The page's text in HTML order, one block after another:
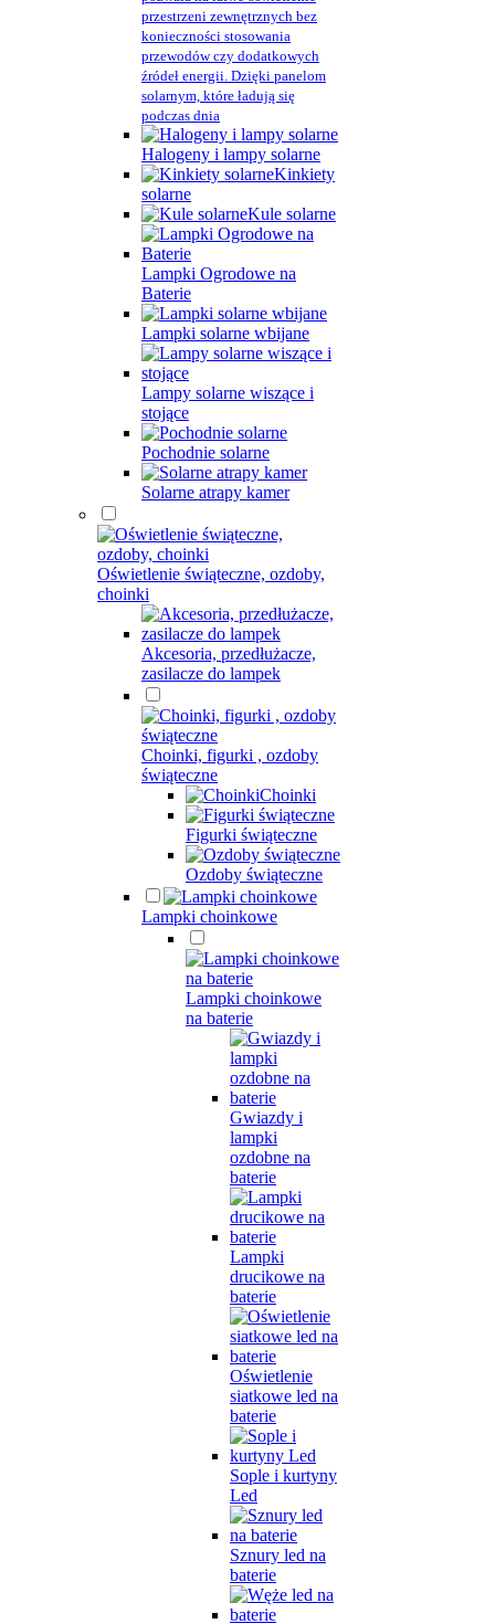
przestrzeni zewnętrznych bez
konieczności stosowania
przewodów czy dodatkowych
źródeł energii. Dzięki panelom
solarnym, które ładują się
podczas dnia
Halogeny i lampy solarne
Kinkiety
solarne
Kule solarne
Lampki Ogrodowe na
Baterie
Lampki solarne wbijane
Lampy solarne wiszące i
stojące
Pochodnie solarne
Solarne atrapy kamer
Oświetlenie świąteczne, ozdoby,
choinki
Akcesoria, przedłużacze,
zasilacze do lampek
Choinki, figurki , ozdoby
świąteczne
Choinki
Figurki świąteczne
Ozdoby świąteczne
Lampki choinkowe
Lampki choinkowe
na baterie
Gwiazdy i
lampki
ozdobne na
baterie
Lampki
drucikowe na
baterie
Oświetlenie
siatkowe led na
baterie
Sople i kurtyny
Led
Sznury led na
baterie